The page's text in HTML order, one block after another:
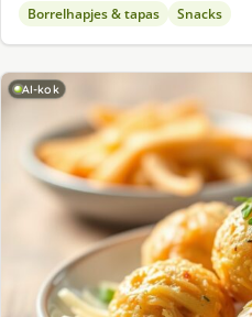
Borrelhapjes & tapas Snacks
AI-kok